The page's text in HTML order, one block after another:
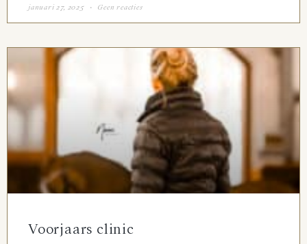
januari 27, 2025 Geen reacties
Voorjaars clinic